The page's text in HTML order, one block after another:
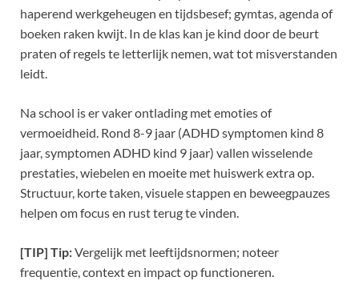
haperend werkgeheugen en tijdsbesef; gymtas, agenda of
boeken raken kwijt. In de klas kan je kind door de beurt
praten of regels te letterlijk nemen, wat tot misverstanden
leidt.
Na school is er vaker ontlading met emoties of
vermoeidheid. Rond 8-9 jaar (ADHD symptomen kind 8
jaar, symptomen ADHD kind 9 jaar) vallen wisselende
prestaties, wiebelen en moeite met huiswerk extra op.
Structuur, korte taken, visuele stappen en beweegpauzes
helpen om focus en rust terug te vinden.
[TIP] Tip:Vergelijk met leeftijdsnormen; noteer
frequentie, context en impact op functioneren.